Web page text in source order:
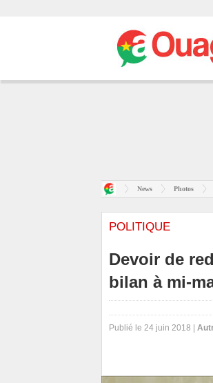
News Photos
POLITIQUE
Devoir de
bilan à mi-
Publié le 24 juin 2018 |